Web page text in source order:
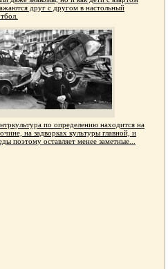
друг с другом в настольный
по определению находится на
на задворках культуры главной, и
поэтому оставляет менее заметные...